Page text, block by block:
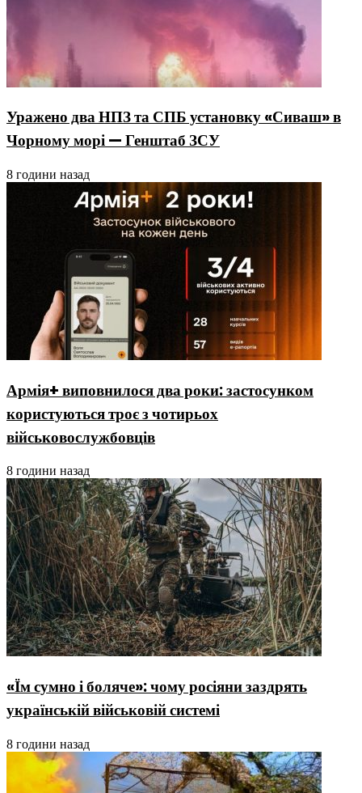
Уражено два НПЗ та СПБ установку «Сиваш» в
Чорному морі — Генштаб ЗСУ
8 години назад
Армія+ виповнилося два роки: застосунком
користуються троє з чотирьох
військовослужбовців
8 години назад
«Їм сумно і боляче»: чому росіяни заздрять
українській військовій системі
8 години назад